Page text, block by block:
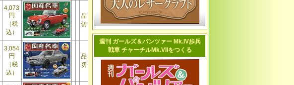
4,073
円
（税
込）
品
切
3,054
円
（税
込）
品
切
週刊 ガールズ＆パンツァー Mk.IV歩兵
戦車 チャーチルMk.VIIをつくる